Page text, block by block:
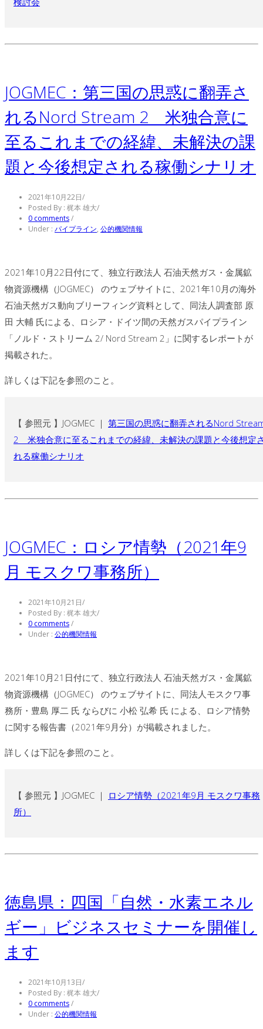
JOGMEC：第三国の思惑に翻弄さ
れるNord Stream 2 米独合意に
至るこれまでの経緯、未解決の課
題と今後想定される稼働シナリオ
2021年10月22日/
Posted By : 梶本 雄大/
0 comments/
Under : パイプライン, 公的機関情報
2021年10月22日付にて、独立行政法人 石油天然ガス・金属鉱
物資源機構（JOGMEC） のウェブサイトに、2021年10月の海外
石油天然ガス動向ブリーフィング資料として、同法人調査部 原
田 大輔 氏による、ロシア・ドイツ間の天然ガスパイプライン
「ノルド・ストリーム 2/ Nord Stream 2」に関するレポートが
掲載された。
詳しくは下記を参照のこと。
【 参照元 】JOGMEC ｜ 第三国の思惑に翻弄されるNord
2 米独合意に至るこれまでの経緯、未解決の課題と今後想定
れる稼働シナリオ
JOGMEC：ロシア情勢（2021年9
月 モスクワ事務所）
2021年10月21日/
Posted By : 梶本 雄大/
0 comments/
Under : 公的機関情報
2021年10月21日付にて、独立行政法人 石油天然ガス・金属鉱
物資源機構（JOGMEC） のウェブサイトに、同法人モスクワ事
務所・豊島 厚二 氏 ならびに 小松 弘希 氏 による、ロシア情勢
に関する報告書（2021年9月分）が掲載されました。
詳しくは下記を参照のこと。
【 参照元 】JOGMEC ｜ ロシア情勢（2021年9月 モスクワ事務
所）
徳島県：四国「自然・水素エネル
ギー」ビジネスセミナーを開催し
ます
2021年10月13日/
Posted By : 梶本 雄大/
0 comments/
Under : 公的機関情報